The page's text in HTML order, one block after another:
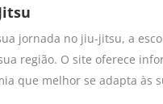
jornada no jiu-jitsu, a
região. O site oferece
que melhor se adapta às